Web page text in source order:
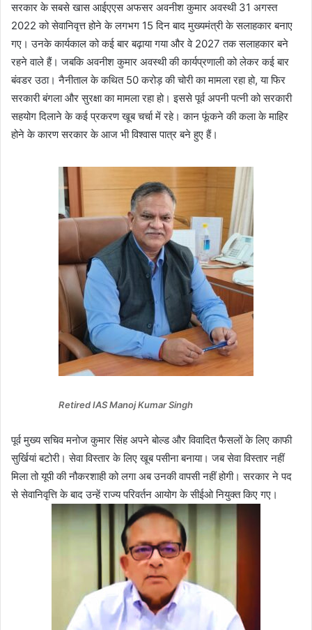
सरकार के सबसे खास आईएएस अफसर अवनीश कुमार अवस्थी 31 अगस्त
2022 को सेवानिवृत्त होने के लगभग 15 दिन बाद मुख्यमंत्री के सलाहकार बनाए
गए। उनके कार्यकाल को कई बार बढ़ाया गया और वे 2027 तक सलाहकार बने
रहने वाले हैं। जबकि अवनीश कुमार अवस्थी की कार्यप्रणाली को लेकर कई बार
बंवडर उठा। नैनीताल के कथित 50 करोड़ की चोरी का मामला रहा हो, या फिर
सरकारी बंगला और सुरक्षा का मामला रहा हो। इससे पूर्व अपनी पत्नी को सरकारी
सहयोग दिलाने के कई प्रकरण खूब चर्चा में रहे। कान फूंकने की कला के माहिर
होने के कारण सरकार के आज भी विश्वास पात्र बने हुए हैं।
Retired IAS Manoj Kumar Singh
पूर्व मुख्य सचिव मनोज कुमार सिंह अपने बोल्ड और विवादित फैसलों के लिए काफी
सुर्खियां बटोरी। सेवा विस्तार के लिए खूब पसीना बनाया। जब सेवा विस्तार नहीं
मिला तो यूपी की नौकरशाही को लगा अब उनकी वापसी नहीं होगी। सरकार ने पद
से सेवानिवृत्ति के बाद उन्हें राज्य परिवर्तन आयोग के सीईओ नियुक्त किए गए।